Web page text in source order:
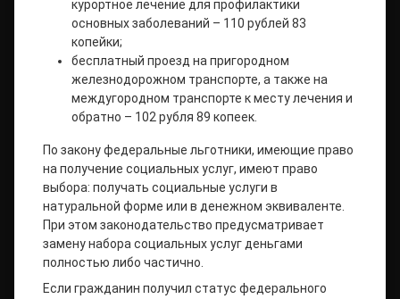
курортное лечение для профилактики
основных заболеваний – 110 рублей 83
копейки;
бесплатный проезд на пригородном
железнодорожном транспорте, а также на
междугородном транспорте к месту лечения и
обратно – 102 рубля 89 копеек.
По закону федеральные льготники, имеющие право
на получение социальных услуг, имеют право
выбора: получать социальные услуги в
натуральной форме или в денежном эквиваленте.
При этом законодательство предусматривает
замену набора социальных услуг деньгами
полностью либо частично.
Если гражданин получил статус федерального